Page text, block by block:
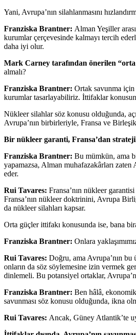
Yani, Avrupa’nın silahlanmasını
Franziska Brantner: Alman Yeşiller
kurumlar çerçevesinde kalmayı tercih
daha iyi olur.
Mark Carney tarafından önerilen
almalı?
Franziska Brantner: Ortak savunma
kurumlar tasarlayabiliriz. İttifaklar
Nükleer silahlar söz konusu olduğunda,
Avrupa’nın birbirleriyle, Fransa ve
Bir nükleer garanti, Fransa’dan
Franziska Brantner: Bu mümkün, ama
yapamazsa, Alman muhafazakârları zaten
eder.
Rui Tavares: Fransa’nın nükleer
Fransa’nın nükleer doktrinini, Avrupa
da nükleer silahları kapsar.
Orta güçler ittifakı konusunda ise, bana
Franziska Brantner: Onlara
Rui Tavares: Doğru, ama Avrupa’nın bu
onların da söz söylemesine izin vermek
dinlemeli. Bu potansiyel ortaklar,
Franziska Brantner: Ben hâlâ,
savunması söz konusu olduğunda, ikna
Rui Tavares: Ancak, Güney Atlantik’te